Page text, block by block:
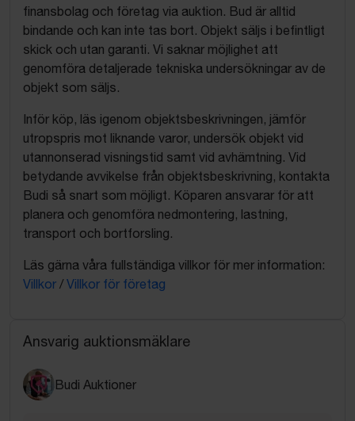
finansbolag och företag via auktion. Bud är alltid
bindande och kan inte tas bort. Objekt säljs i befintligt
skick och utan garanti. Vi saknar möjlighet att
genomföra detaljerade tekniska undersökningar av de
objekt som säljs.
Inför köp, läs igenom objektsbeskrivningen, jämför
utropspris mot liknande varor, undersök objekt vid
utannonserad visningstid samt vid avhämtning. Vid
betydande avvikelse från objektsbeskrivning, kontakta
Budi så snart som möjligt. Köparen ansvarar för att
planera och genomföra nedmontering, lastning,
transport och bortforsling.
Läs gärna våra fullständiga villkor för mer information:
Villkor / Villkor för företag
Ansvarig auktionsmäklare
Budi Auktioner